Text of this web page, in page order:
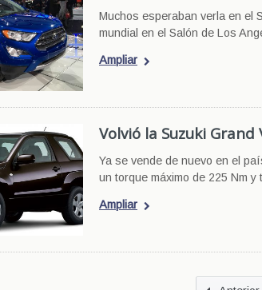
Muchos esperaban verla en el
mundial en el Salón de Los
Ampliar
Volvió la Suzuki
Ya se vende de nuevo en el
un torque máximo de 225 Nm
Ampliar